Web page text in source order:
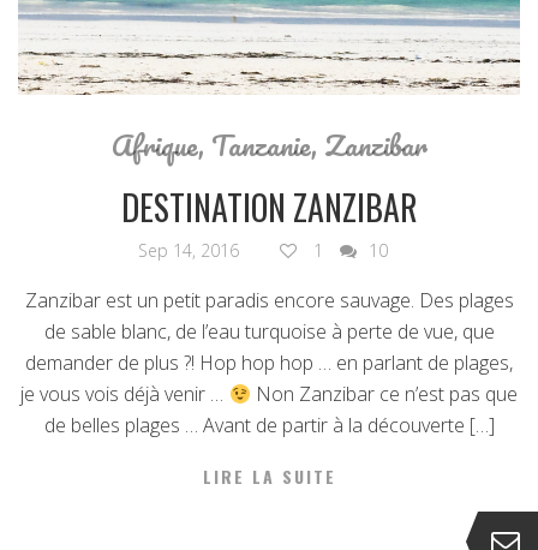
Afrique, Tanzanie, Zanzibar
DESTINATION ZANZIBAR
Sep 14, 2016 1 10
Zanzibar est un petit paradis encore sauvage. Des plages
de sable blanc, de l’eau turquoise à perte de vue, que
demander de plus ?! Hop hop hop … en parlant de plages,
je vous vois déjà venir …
Non Zanzibar ce n’est pas que
de belles plages … Avant de partir à la découverte […]
LIRE LA SUITE